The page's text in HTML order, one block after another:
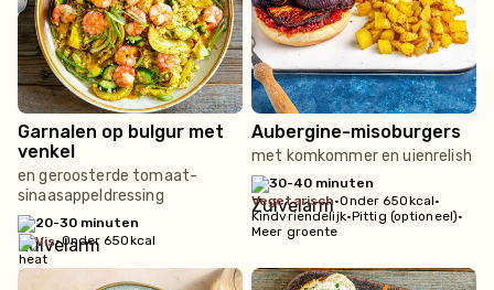
Garnalen op bulgur met
venkel
en geroosterde tomaat-
sinaasappeldressing
20-30 minuten
vis•Onder 650kcal
Aubergine-misoburgers
met komkommer en uienrelish
30-40 minuten
vegetarisch•Onder 650kcal•
Kindvriendelijk•Pittig (optioneel)•
Meer groente